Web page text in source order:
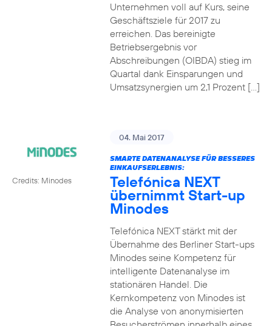
Unternehmen voll auf Kurs, seine
Geschäftsziele für 2017 zu
erreichen. Das bereinigte
Betriebsergebnis vor
Abschreibungen (OIBDA) stieg im
Quartal dank Einsparungen und
Umsatzsynergien um 2,1 Prozent […]
Credits: Minodes
04. Mai 2017
SMARTE DATENANALYSE FÜR BESSERES
EINKAUFSERLEBNIS:
Telefónica NEXT
übernimmt Start-up
Minodes
Telefónica NEXT stärkt mit der
Übernahme des Berliner Start-ups
Minodes seine Kompetenz für
intelligente Datenanalyse im
stationären Handel. Die
Kernkompetenz von Minodes ist
die Analyse von anonymisierten